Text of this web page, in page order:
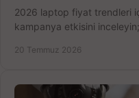
2026 laptop fiyat trendleri
kampanya etkisini
20 Temmuz 2026